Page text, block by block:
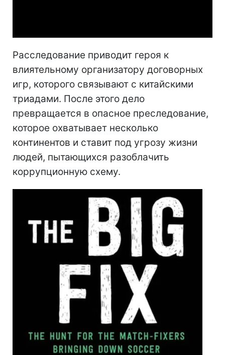
Расследование приводит героя к
влиятельному организатору договорных
игр, которого связывают с китайскими
триадами. После этого дело
превращается в опасное преследование,
которое охватывает несколько
континентов и ставит под угрозу жизни
людей, пытающихся разоблачить
коррупционную схему.